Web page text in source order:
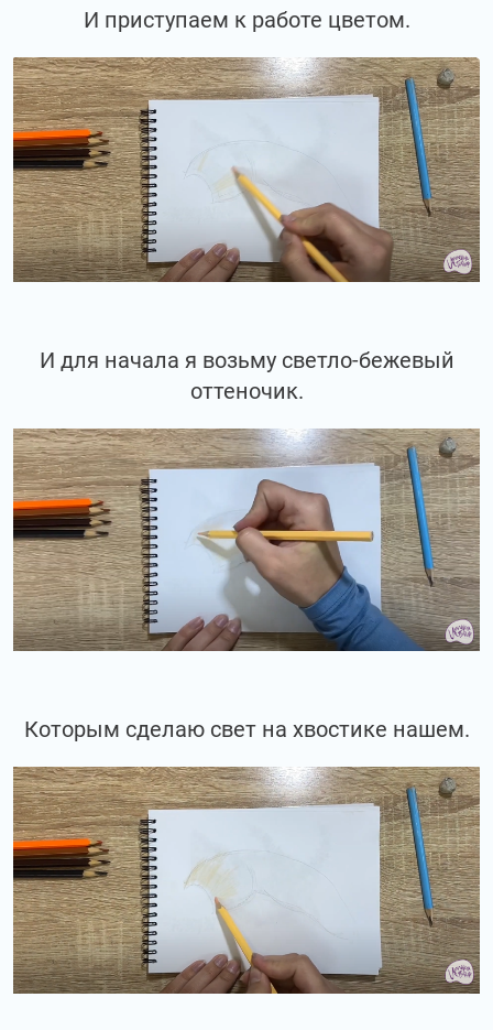
И приступаем к работе цветом.
И для начала я возьму светло-бежевый
оттеночик.
Которым сделаю свет на хвостике нашем.